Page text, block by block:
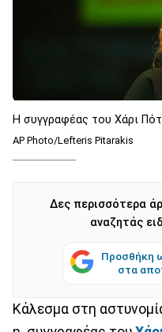
H συγγραφέας του Χάρι
AP Photo/Lefteris Pitarakis
Δες περισσότερα
αναζητάς
Προσθήκη
στα
Κάλεσμα στη